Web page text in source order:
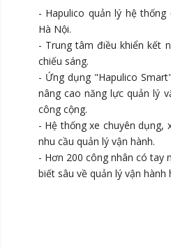
- Hapulico quản lý hệ
Hà Nội.
- Trung tâm điều khiển kết
chiếu sáng.
- Ứng dụng "Hapulico
nâng cao năng lực quản lý
công cộng.
- Hệ thống xe chuyên dụng,
nhu cầu quản lý vận hành.
- Hơn 200 công nhân có tay
biết sâu về quản lý vận hành